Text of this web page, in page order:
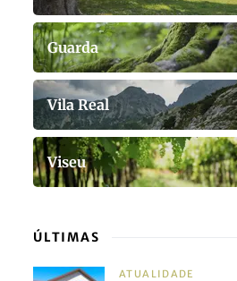
Guarda
Vila Real
Viseu
ÚLTIMAS
ATUALIDADE